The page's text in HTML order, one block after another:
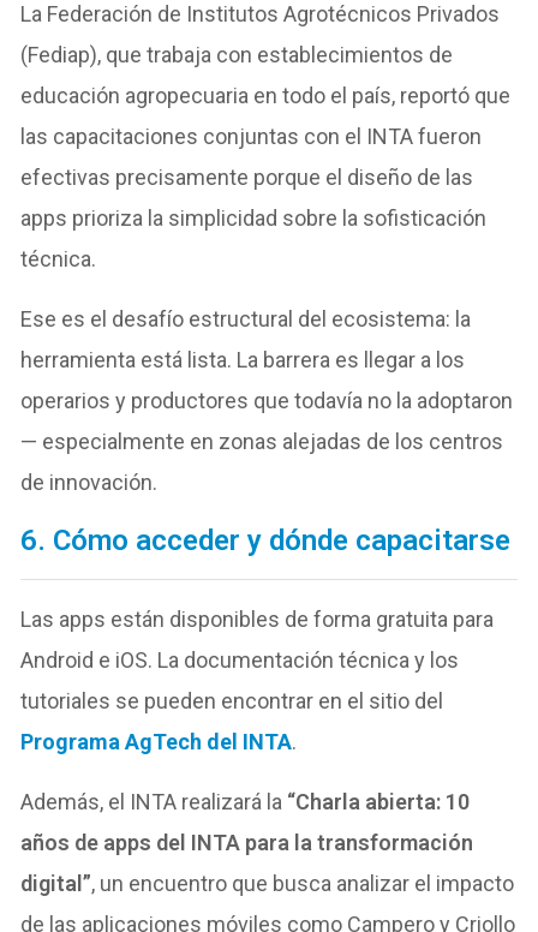
La Federación de Institutos Agrotécnicos Privados
(Fediap), que trabaja con establecimientos de
educación agropecuaria en todo el país, reportó que
las capacitaciones conjuntas con el INTA fueron
efectivas precisamente porque el diseño de las
apps prioriza la simplicidad sobre la sofisticación
técnica.
Ese es el desafío estructural del ecosistema: la
herramienta está lista. La barrera es llegar a los
operarios y productores que todavía no la adoptaron
— especialmente en zonas alejadas de los centros
de innovación.
6. Cómo acceder y dónde capacitarse
Las apps están disponibles de forma gratuita para
Android e iOS. La documentación técnica y los
tutoriales se pueden encontrar en el sitio del
Programa AgTech del INTA.
Además, el INTA realizará la “Charla abierta: 10
años de apps del INTA para la transformación
digital”, un encuentro que busca analizar el impacto
de las aplicaciones móviles como Campero y Criollo